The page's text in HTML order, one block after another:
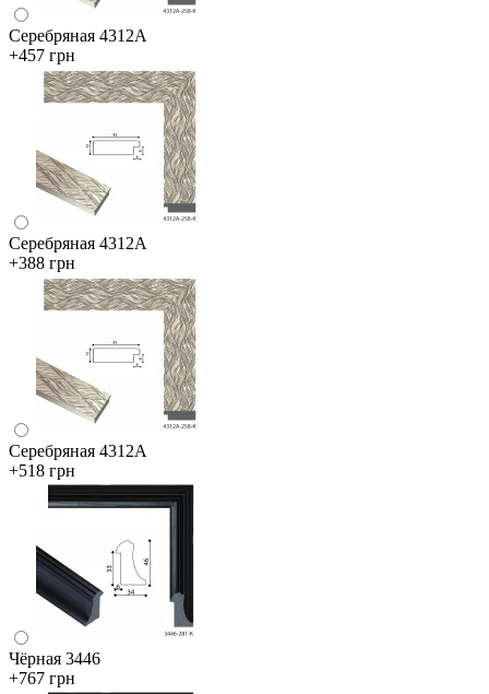
Серебряная 4312А
+457 грн
Серебряная 4312А
+388 грн
Серебряная 4312А
+518 грн
Чёрная 3446
+767 грн